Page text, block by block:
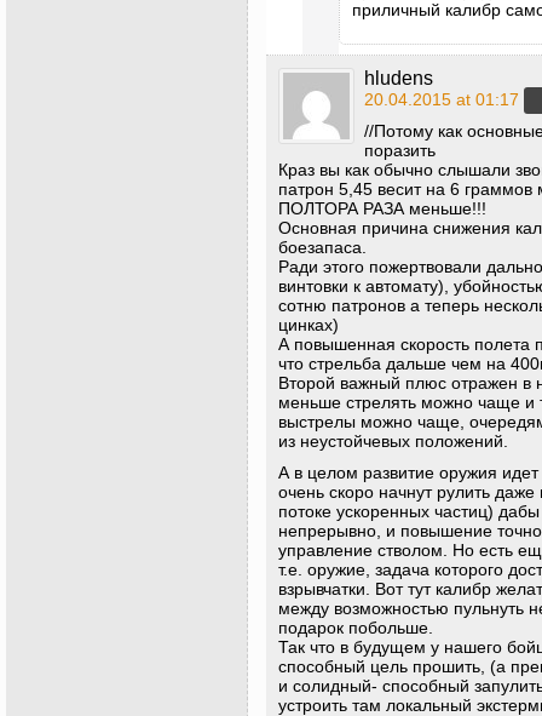
приличный калибр
hludens
20.04.2015 at 01:17
//Потому как
поразить
Краз вы как обычно слышали
патрон 5,45 весит на 6
ПОЛТОРА РАЗА меньше!!!
Основная причина снижения
боезапаса.
Ради этого пожертвовали
винтовки к автомату),
сотню патронов а теперь
цинках)
А повышенная скорость полета
что стрельба дальше чем на
Второй важный плюс отражен в
меньше стрелять можно чаще и
выстрелы можно чаще,
из неустойчевых положений.
А в целом развитие оружия
очень скоро начнут рулить
потоке ускоренных частиц)
непрерывно, и повышение
управление стволом. Но есть
т.е. оружие, задача которого
взрывчатки. Вот тут калибр
между возможностью пульнуть
подарок побольше.
Так что в будущем у нашего
способный цель прошить, (а
и солидный- способный
устроить там локальный